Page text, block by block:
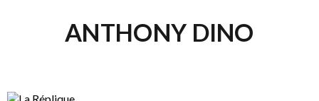
ANTHONY DINO